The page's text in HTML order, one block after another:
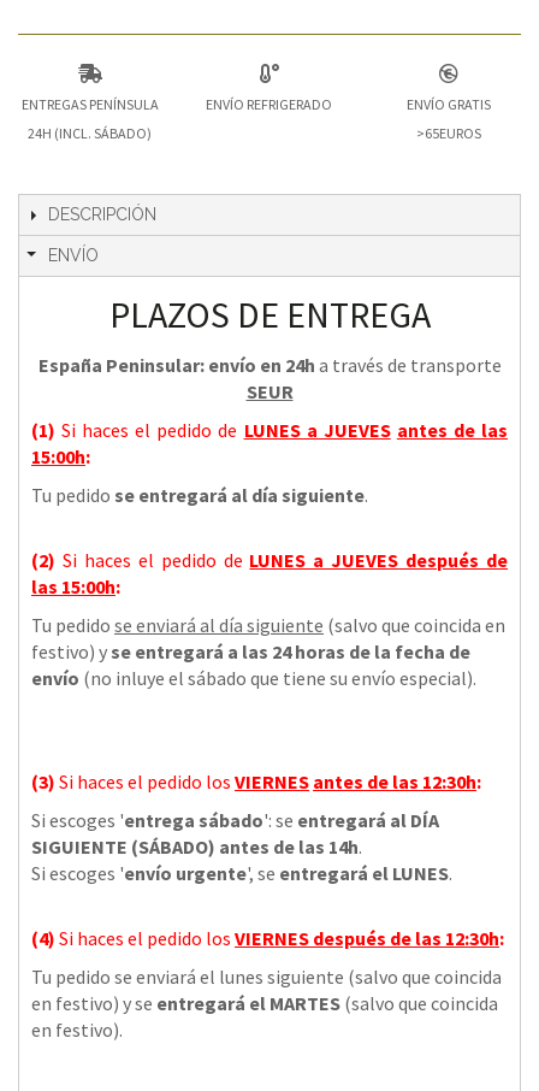
ENTREGAS PENÍNSULA
24H (INCL. SÁBADO)
ENVÍO REFRIGERADO
ENVÍO GRATIS
>65EUROS
DESCRIPCIÓN
ENVÍO
PLAZOS DE ENTREGA
España Peninsular: envío en 24h a través de transporte
SEUR
(1)Si haces el pedido de LUNES a JUEVES antes de las
15:00h:
Tu pedido se entregará al día siguiente.
(2) Si haces el pedido de LUNES a JUEVES después de
las 15:00h:
Tu pedido se enviará al día siguiente (salvo que coincida en
festivo) yse entregará a las 24 horas de la fecha de
envío (no inluye el sábado que tiene su envío especial).
(3) Si haces el pedido los VIERNES antes de las 12:30h:
Si escoges 'entrega sábado': se entregará al DÍA
SIGUIENTE (SÁBADO) antes de las 14h.
Si escoges 'envío urgente', se entregará el LUNES.
(4) Si haces el pedido los VIERNES después de las 12:30h:
Tu pedido se enviará el lunes siguiente (salvo que coincida
en festivo) y se entregará el MARTES (salvo que coincida
en festivo).